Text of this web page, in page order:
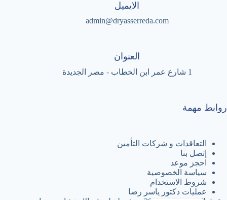
الايميل
admin@dryasserreda.com
العنوان
1 شارع عمر ابن الخطاب - مصر الجديدة
روابط مهمة
التعاقدات و شركات التأمين
إتصل بنا
احجز موعد
سياسة الخصوصية
شروط الاستخدام
عمليات دكتور ياسر رضا
English